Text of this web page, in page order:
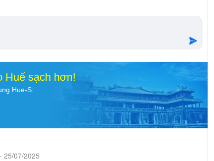
Huế sạch hơn!
Hue-S:
- 25/07/2025